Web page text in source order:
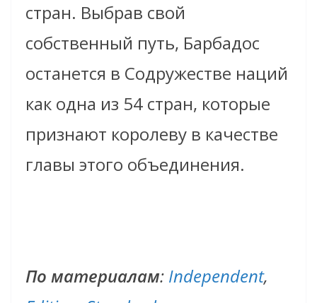
стран. Выбрав свой
собственный путь, Барбадос
останется в Содружестве наций
как одна из 54 стран, которые
признают королеву в качестве
главы этого объединения.
По материалам: Independent,